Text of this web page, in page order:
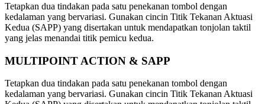
Tetapkan dua tindakan pada satu penekanan tombol dengan
kedalaman yang bervariasi. Gunakan cincin Titik Tekanan Aktuasi
Kedua (SAPP) yang disertakan untuk mendapatkan tonjolan taktil
yang jelas menandai titik pemicu kedua.
MULTIPOINT ACTION & SAPP
Tetapkan dua tindakan pada satu penekanan tombol dengan
kedalaman yang bervariasi. Gunakan cincin Titik Tekanan Aktuasi